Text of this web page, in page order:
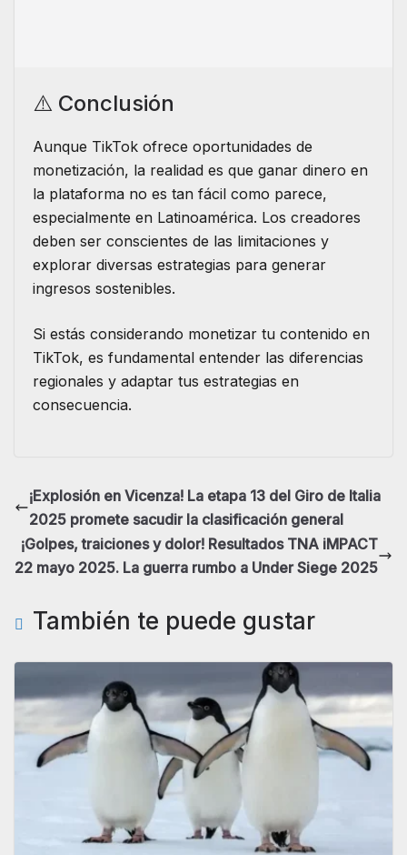
⚠️ Conclusión
Aunque TikTok ofrece oportunidades de
monetización, la realidad es que ganar dinero en
la plataforma no es tan fácil como parece,
especialmente en Latinoamérica. Los creadores
deben ser conscientes de las limitaciones y
explorar diversas estrategias para generar
ingresos sostenibles.
Si estás considerando monetizar tu contenido en
TikTok, es fundamental entender las diferencias
regionales y adaptar tus estrategias en
consecuencia.
¡Explosión en Vicenza! La etapa 13 del Giro de Italia
2025 promete sacudir la clasificación general
¡Golpes, traiciones y dolor! Resultados TNA iMPACT
22 mayo 2025. La guerra rumbo a Under Siege 2025
También te puede gustar